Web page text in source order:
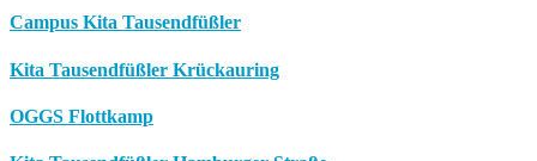
Campus Kita Tausendfüßler
Kita Tausendfüßler Krückauring
OGGS Flottkamp